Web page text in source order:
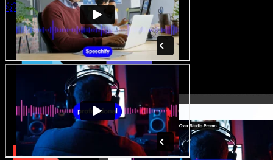
স্টুডিও চালু করুন